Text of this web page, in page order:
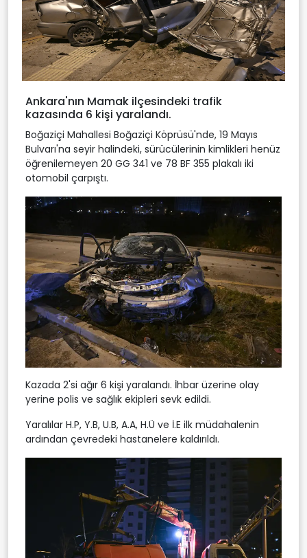
Ankara'nın Mamak ilçesindeki trafik
kazasında 6 kişi yaralandı.
Boğaziçi Mahallesi Boğaziçi Köprüsü'nde, 19 Mayıs
Bulvarı'na seyir halindeki, sürücülerinin kimlikleri henüz
öğrenilemeyen 20 GG 341 ve 78 BF 355 plakalı iki
otomobil çarpıştı.
Kazada 2'si ağır 6 kişi yaralandı. İhbar üzerine olay
yerine polis ve sağlık ekipleri sevk edildi.
Yaralılar H.P, Y.B, U.B, A.A, H.Ü ve İ.E ilk müdahalenin
ardından çevredeki hastanelere kaldırıldı.